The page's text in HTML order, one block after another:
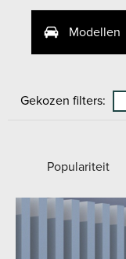
Modellen
Gekozen filters:
Populariteit